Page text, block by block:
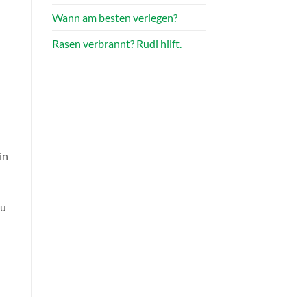
Wann am besten verlegen?
Rasen verbrannt? Rudi hilft.